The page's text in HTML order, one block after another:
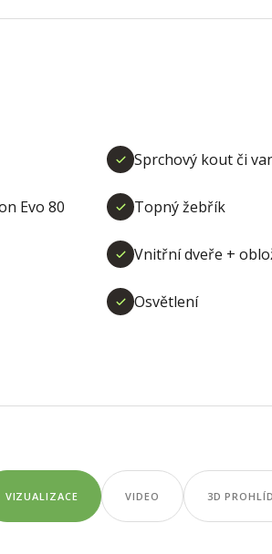
Sprchový kout či
Evo 80 Topný žebřík
Vnitřní dveře +
Osvětlení
VIZUALIZACE VIDEO 3D